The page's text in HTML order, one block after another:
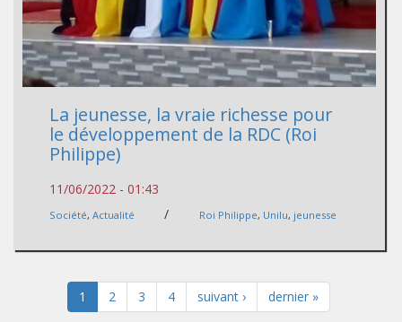
La jeunesse, la vraie richesse pour
le développement de la RDC (Roi
Philippe)
11/06/2022 - 01:43
Société, Actualité / Roi Philippe, Unilu, jeunesse
1 2 3 4 suivant › dernier »